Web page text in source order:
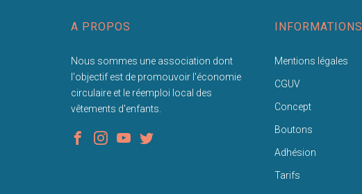
A PROPOS
Nous sommes une association dont
l'objectif est de promouvoir l'économie
circulaire et le réemploi local des
vêtements d'enfants.
INFORMATIONS
Mentions légales
CGUV
Concept
Boutons
Adhésion
Tarifs